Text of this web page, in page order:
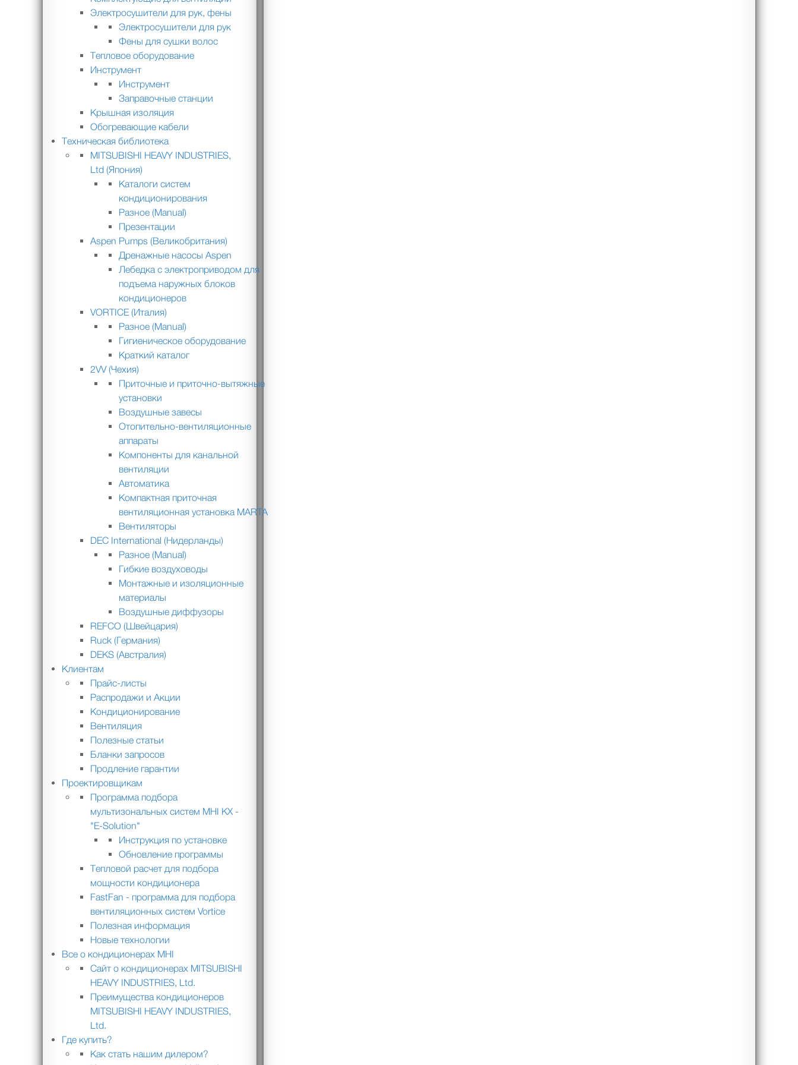
Электросушители для рук, фены
Электросушители для рук
Фены для сушки волос
Тепловое оборудование
Инструмент
Инструмент
Заправочные станции
Крышная изоляция
Обогревающие кабели
Техническая библиотека
MITSUBISHI HEAVY INDUSTRIES,
Ltd (Япония)
Каталоги систем
кондиционирования
Разное (Manual)
Презентации
Aspen Pumps (Великобритания)
Дренажные насосы Aspen
Лебедка с электроприводом для
подъема наружных блоков
кондиционеров
VORTICE (Италия)
Разное (Manual)
Гигиеническое оборудование
Краткий каталог
2VV (Чехия)
Приточные и приточно-вытяжные
установки
Воздушные завесы
Отопительно-вентиляционные
аппараты
Компоненты для канальной
вентиляции
Автоматика
Компактная приточная
вентиляционная установка MARTA
Вентиляторы
DEC International (Нидерланды)
Разное (Manual)
Гибкие воздуховоды
Монтажные и изоляционные
материалы
Воздушные диффузоры
REFCO (Швейцария)
Ruck (Германия)
DEKS (Австралия)
Клиентам
Прайс-листы
Распродажи и Акции
Кондиционирование
Вентиляция
Полезные статьи
Бланки запросов
Продление гарантии
Проектировщикам
Программа подбора
мультизональных систем MHI KX -
"E-Solution"
Инструкция по установке
Обновление программы
Тепловой расчет для подбора
мощности кондиционера
FastFan - программа для подбора
вентиляционных систем Vortice
Полезная информация
Новые технологии
Все о кондиционерах MHI
Сайт о кондиционерах MITSUBISHI
HEAVY INDUSTRIES, Ltd.
Преимущества кондиционеров
MITSUBISHI HEAVY INDUSTRIES,
Ltd.
Где купить?
Как стать нашим дилером?